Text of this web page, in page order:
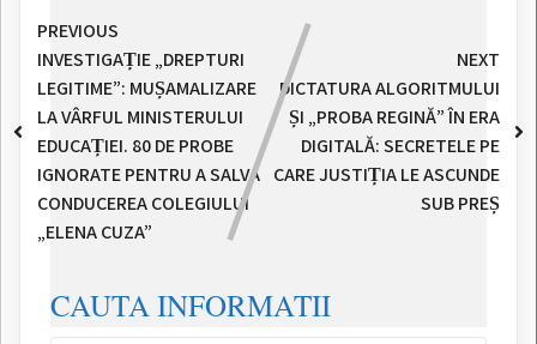
PREVIOUS
INVESTIGAȚIE „DREPTURI
LEGITIME”: MUȘAMALIZARE
LA VÂRFUL MINISTERULUI
EDUCAȚIEI. 80 DE PROBE
IGNORATE PENTRU A SALVA
CONDUCEREA COLEGIULUI
„ELENA CUZA”
NEXT
DICTATURA ALGORITMULUI
ȘI „PROBA REGINĂ” ÎN ERA
DIGITALĂ: SECRETELE PE
CARE JUSTIȚIA LE ASCUNDE
SUB PREȘ
CAUTA INFORMATII